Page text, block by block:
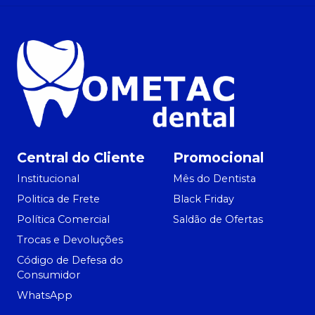
Central do Cliente
Institucional
Politica de Frete
Política Comercial
Trocas e Devoluções
Código de Defesa do
Consumidor
WhatsApp
Promocional
Mês do Dentista
Black Friday
Saldão de Ofertas